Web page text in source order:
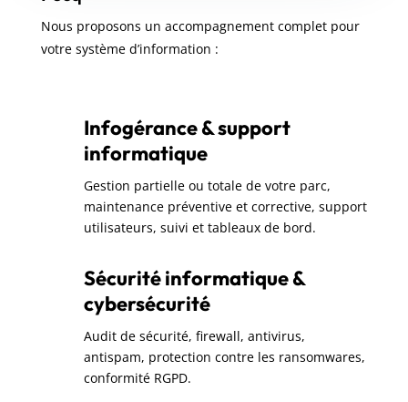
Nous proposons un accompagnement complet pour
votre système d’information :
Infogérance & support
informatique
Gestion partielle ou totale de votre parc,
maintenance préventive et corrective, support
utilisateurs, suivi et tableaux de bord.
Sécurité informatique &
cybersécurité
Audit de sécurité, firewall, antivirus,
antispam, protection contre les ransomwares,
conformité RGPD.